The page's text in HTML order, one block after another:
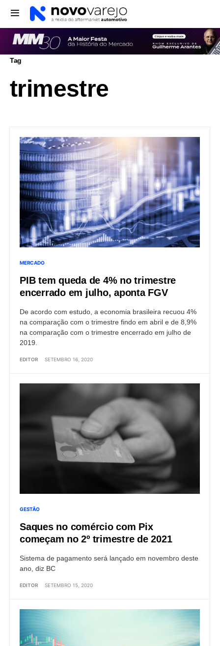
Tag
trimestre
MERCADO
PIB tem queda de 4% no trimestre
encerrado em julho, aponta FGV
De acordo com estudo, a economia brasileira recuou 4%
na comparação com o trimestre findo em abril e de 8,9%
na comparação com o trimestre encerrado em julho de
2019.
EDITOR SETEMBRO 16, 2020
GESTÃO
Saques no comércio com Pix
começam no 2º trimestre de 2021
Sistema de pagamento será lançado em novembro deste
ano, diz BC
EDITOR SETEMBRO 15, 2020